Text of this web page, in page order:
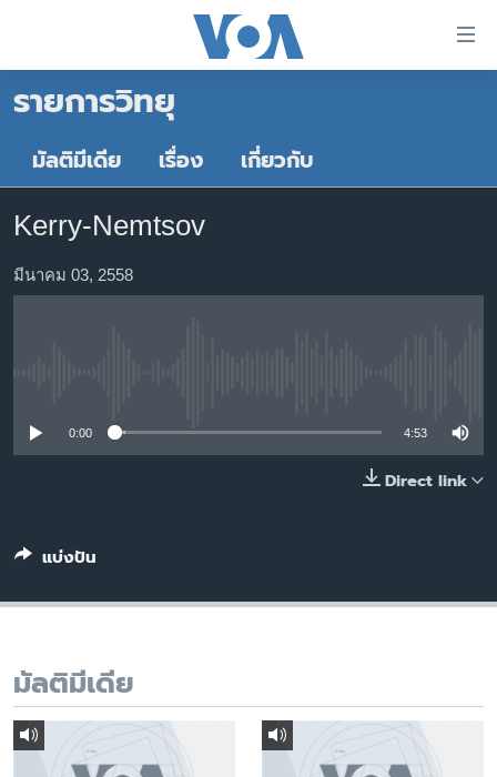
ต่อ
เนื้อหา
ข้าม
ไป
หน้า
การ
ค้นหา
หน้าหลัก
โลก
เอเชีย
สหรัฐฯ
ไทย
ไลฟ์สไตล์
พอดคาสต์
เลือกภาษา
รายการวิทยุ
มัลติมีเดีย เรื่อง เกี่ยวกับ
Kerry-Nemtsov
มีนาคม 03, 2558
0:00 4:53
Direct link
แบ่งปัน
มัลติมีเดีย